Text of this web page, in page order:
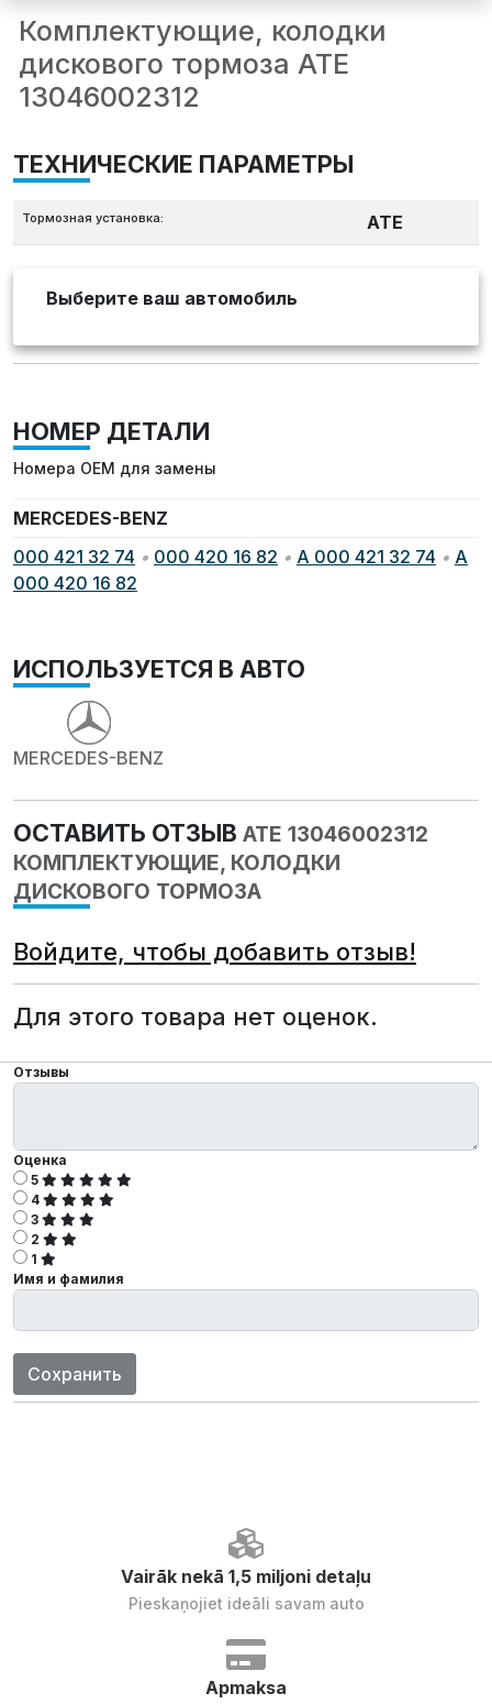
Комплектующие, колодки
дискового тормоза ATE
13046002312
ТЕХНИЧЕСКИЕ ПАРАМЕТРЫ
Тормозная установка: ATE
Выберите ваш автомобиль
НОМЕР ДЕТАЛИ
Номера OEM для замены
MERCEDES-BENZ
000 421 32 74 • 000 420 16 82 • A 000 421 32 74 • A
000 420 16 82
ИСПОЛЬЗУЕТСЯ В АВТО
MERCEDES-BENZ
ОСТАВИТЬ ОТЗЫВ ATE 13046002312
КОМПЛЕКТУЮЩИЕ, КОЛОДКИ
ДИСКОВОГО ТОРМОЗА
Войдите, чтобы добавить отзыв!
Для этого товара нет оценок.
Отзывы
Оценка
5
4
3
2
1
Имя и фамилия
Сохранить
Vairāk nekā 1,5 miljoni detaļu
Pieskaņojiet ideāli savam auto
Apmaksa